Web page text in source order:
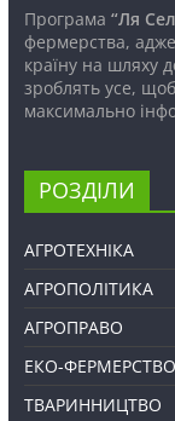
Програма “Ля
фермерства, адже
країну на шляху
зроблять усе,
максимально
РОЗДІЛИ
АГРОТЕХНІКА
АГРОПОЛІТИКА
АГРОПРАВО
ЕКО-ФЕРМЕРСТВО
ТВАРИННИЦТВО